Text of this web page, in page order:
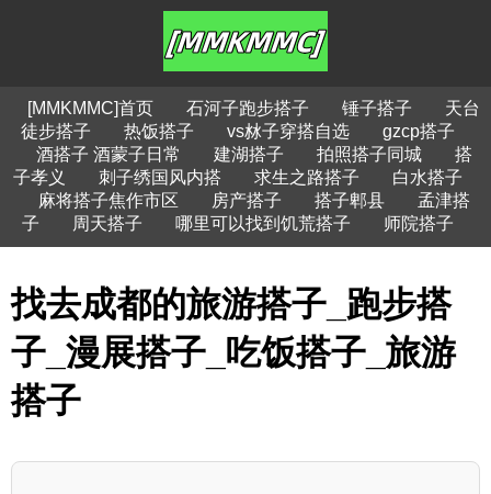
[MMKMMC]首页 石河子跑步搭子 锤子搭子
天台
徒步搭子
热饭搭子 vs沝子穿搭自选
gzcp搭子
酒搭子 酒蒙子日常
建湖搭子 拍照搭子同城
搭
子孝义
刺子绣国风内搭 求生之路搭子
白水搭子
麻将搭子焦作市区
房产搭子 搭子郫县
孟津搭
子
周天搭子 哪里可以找到饥荒搭子 师院搭子
找去成都的旅游搭子_跑步搭
子_漫展搭子_吃饭搭子_旅游
搭子